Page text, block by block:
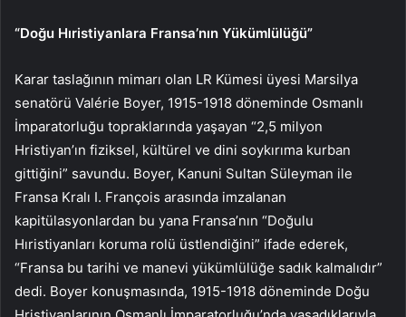
“Doğu Hıristiyanlara Fransa’nın Yükümlülüğü”
Karar taslağının mimarı olan LR Kümesi üyesi Marsilya
senatörü Valérie Boyer, 1915-1918 döneminde Osmanlı
İmparatorluğu topraklarında yaşayan “2,5 milyon
Hristiyan’ın fiziksel, kültürel ve dini soykırıma kurban
gittiğini” savundu. Boyer, Kanuni Sultan Süleyman ile
Fransa Kralı I. François arasında imzalanan
kapitülasyonlardan bu yana Fransa’nın “Doğulu
Hıristiyanları koruma rolü üstlendiğini” ifade ederek,
“Fransa bu tarihi ve manevi yükümlülüğe sadık kalmalıdır”
dedi. Boyer konuşmasında, 1915-1918 döneminde Doğu